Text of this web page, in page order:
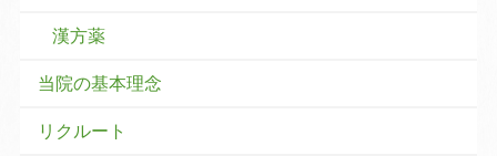
漢方薬
当院の基本理念
リクルート